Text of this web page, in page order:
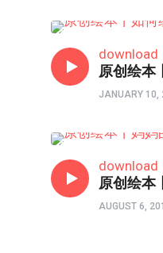
download
原创绘本
JANUARY 10,
download
原创绘本
AUGUST 6,